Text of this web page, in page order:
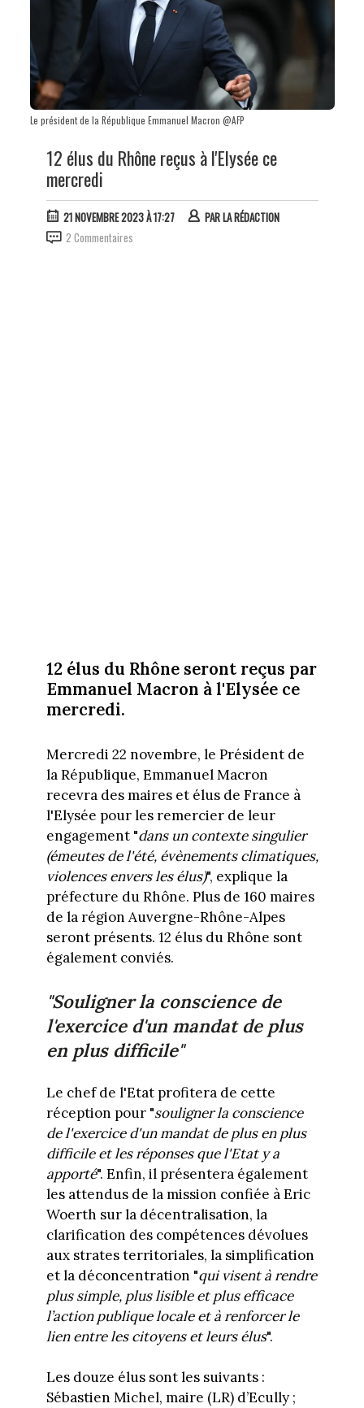
Le président de la République Emmanuel Macron @AFP
12 élus du Rhône reçus à l'Elysée ce
mercredi
21 NOVEMBRE 2023 À 17:27 PARLA RÉDACTION
2 Commentaires
12 élus du Rhône seront reçus par
Emmanuel Macron à l'Elysée ce
mercredi.
Mercredi 22 novembre, le Président de
la République, Emmanuel Macron
recevra des maires et élus de France à
l'Elysée pour les remercier de leur
engagement "dans un contexte singulier
(émeutes de l'été, évènements climatiques,
violences envers les élus)", explique la
préfecture du Rhône. Plus de 160 maires
de la région Auvergne-Rhône-Alpes
seront présents. 12 élus du Rhône sont
également conviés.
"Souligner la conscience de
l'exercice d'un mandat de plus
en plus difficile"
Le chef de l'Etat profitera de cette
réception pour "souligner la conscience
de l'exercice d'un mandat de plus en plus
difficile et les réponses que l'Etat y a
apporté". Enfin, il présentera également
les attendus de la mission confiée à Eric
Woerth sur la décentralisation, la
clarification des compétences dévolues
aux strates territoriales, la simplification
et la déconcentration "qui visent à rendre
plus simple, plus lisible et plus efficace
l’action publique locale et à renforcer le
lien entre les citoyens et leurs élus".
Les douze élus sont les suivants :
Sébastien Michel, maire (LR) d’Ecully ;